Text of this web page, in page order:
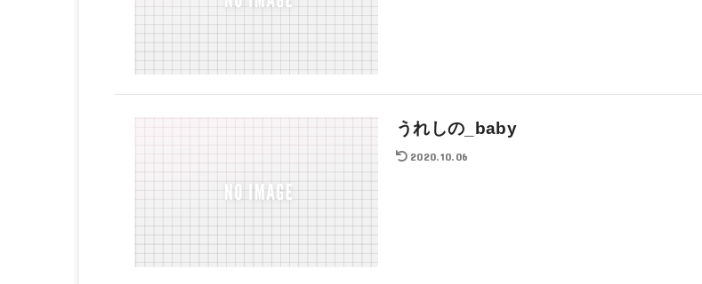
うれしの_baby
2020.10.06